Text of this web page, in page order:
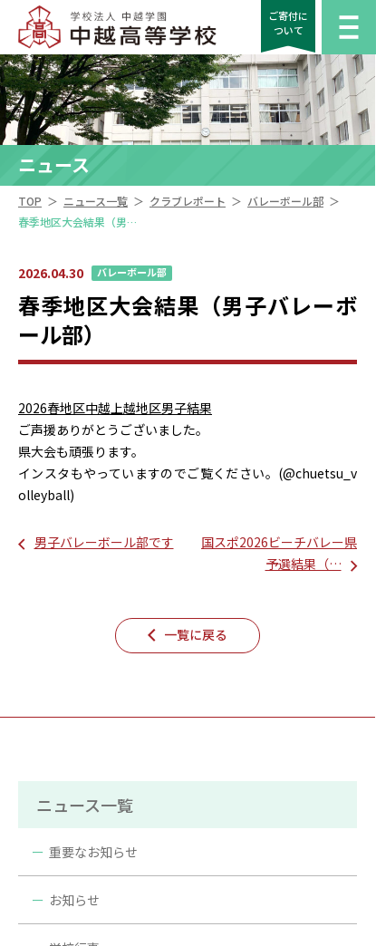
ご寄付に
ついて
ニュース
TOP ＞ ニュース一覧 ＞ クラブレポート ＞ バレーボール部 ＞
春季地区大会結果（男子バレーボール部）
2026.04.30 バレーボール部
春季地区大会結果（男子バレーボ
ール部）
2026春地区中越上越地区男子結果
ご声援ありがとうございました。
県大会も頑張ります。
インスタもやっていますのでご覧ください。(@chuetsu_v
olleyball)
男子バレーボール部です
国スポ2026ビーチバレー県
予選結果（…
一覧に戻る
ニュース一覧
重要なお知らせ
お知らせ